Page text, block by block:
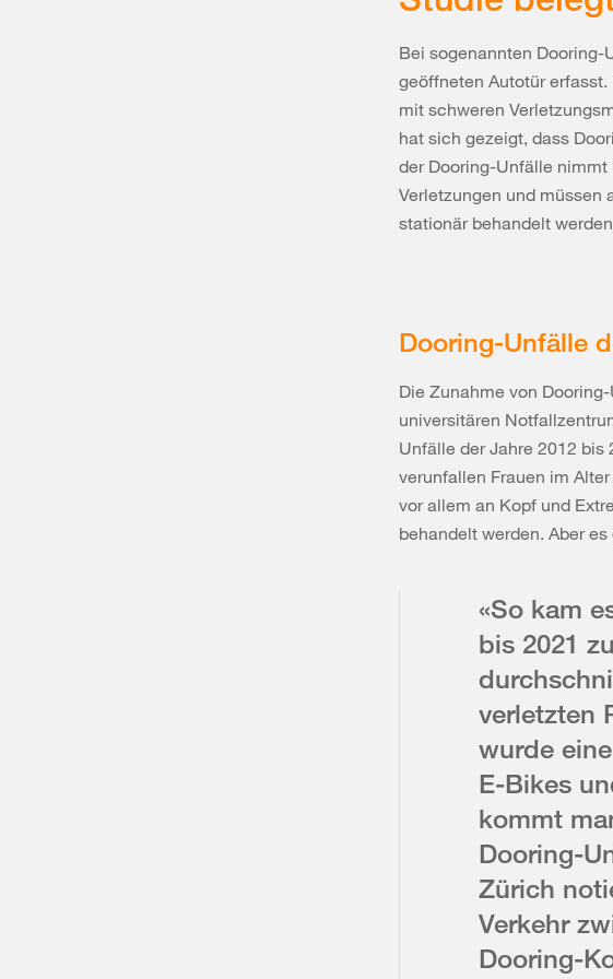
Bei sogenannten Dooring-
geöffneten Autotür
mit schweren
hat sich gezeigt, dass
der Dooring-Unfälle
Verletzungen und müssen
stationär behandelt
Dooring-Unfälle
Die Zunahme von
universitären
Unfälle der Jahre 2012 bis
verunfallen Frauen im
vor allem an Kopf und
behandelt werden. Aber
«So kam
bis 2021
verletzten
wurde
E-Bikes
kommt
Dooring-
Zürich
Verkehr
Dooring-